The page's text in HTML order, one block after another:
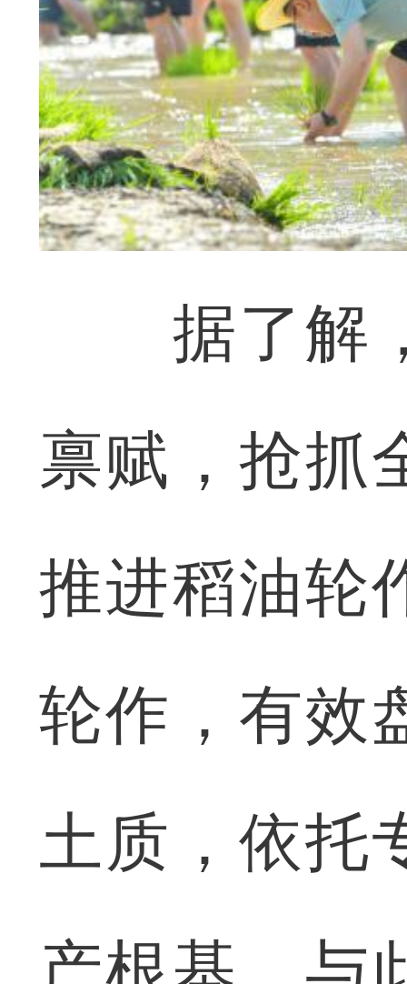
据了解，
禀赋，抢抓
推进稻油轮
轮作，有效
土质，依托
产根基。与